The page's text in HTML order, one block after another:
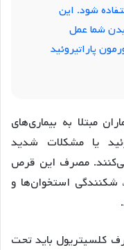
شود. این
شما عمل
پاراتیروئید
مبتلا به بیماری‌های
یا مشکلات شدید
می‌کنند. مصرف این قرص
شکنندگی استخوان‌ها و
کلسیتریول باید تحت